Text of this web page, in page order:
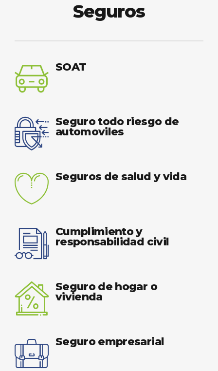
Seguros
SOAT
Seguro todo riesgo de
automoviles
Seguros de salud y vida
Cumplimiento y
responsabilidad civil
Seguro de hogar o
vivienda
Seguro empresarial